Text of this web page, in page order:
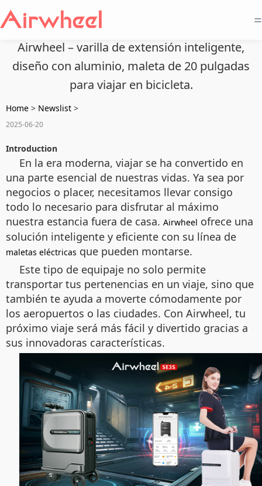
=
Airwheel – varilla de extensión inteligente,
diseño con aluminio, maleta de 20 pulgadas
para viajar en bicicleta.
Home > Newslist >
2025-06-20
Introduction
En la era moderna, viajar se ha convertido en
una parte esencial de nuestras vidas. Ya sea por
negocios o placer, necesitamos llevar consigo
todo lo necesario para disfrutar al máximo
nuestra estancia fuera de casa. Airwheel ofrece una
solución inteligente y eficiente con su línea de
maletas eléctricas que pueden montarse.
Este tipo de equipaje no solo permite
transportar tus pertenencias en un viaje, sino que
también te ayuda a moverte cómodamente por
los aeropuertos o las ciudades. Con Airwheel, tu
próximo viaje será más fácil y divertido gracias a
sus innovadoras características.